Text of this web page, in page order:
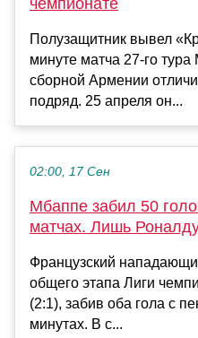
Полузащитник вывел
минуте матча 27-го
сборной Армении
подряд. 25 апреля он...
02:00, 17 Сен
Мбаппе забил 50
матчах. Лишь
Французский
общего этапа Лиги
(2:1), забив оба гола с
минутах. В с...